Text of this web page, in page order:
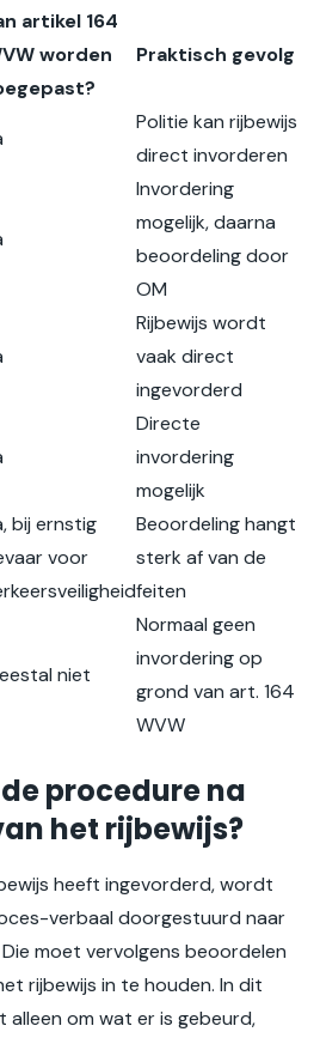
artikel 164
worden
Praktisch gevolg
Politie kan rijbewijs
direct invorderen
Invordering
mogelijk, daarna
beoordeling door
OM
Rijbewijs wordt
vaak direct
ingevorderd
Directe
invordering
mogelijk
bij ernstig
voor
Beoordeling hangt
sterk af van de
feiten
niet
Normaal geen
invordering op
grond van art. 164
WVW
procedure na
het rijbewijs?
heeft ingevorderd, wordt
verbaal doorgestuurd naar
moet vervolgens beoordelen
rijbewijs in te houden. In dit
om wat er is gebeurd,